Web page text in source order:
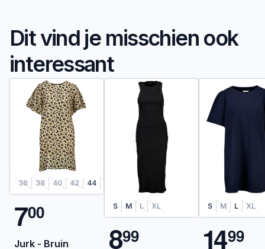
Dit vind je misschien ook
interessant
36 38 40 42 44
700
Jurk - Bruin
S M L XL
899
S M L XL
1499